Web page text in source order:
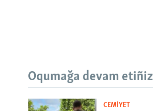
Oqumağa devam etiñiz
CEMİYET